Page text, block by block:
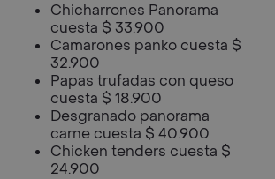
Chicharrones Panorama
cuesta $ 33.900
Camarones panko cuesta $
32.900
Papas trufadas con queso
cuesta $ 18.900
Desgranado panorama
carne cuesta $ 40.900
Chicken tenders cuesta $
24.900